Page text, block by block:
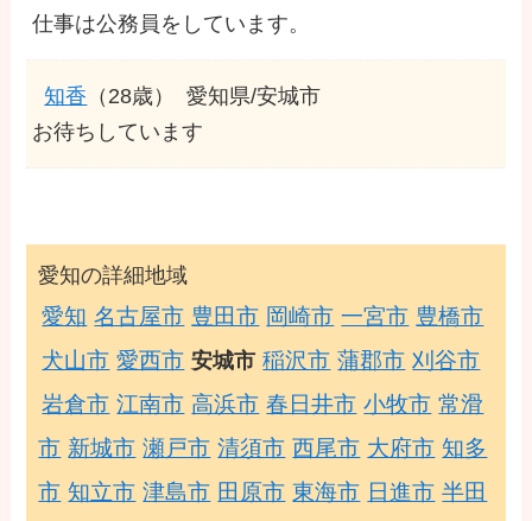
仕事は公務員をしています。
知香 （28歳）
愛知県/安城市
お待ちしています
愛知の詳細地域
愛知 名古屋市 豊田市 岡崎市 一宮市 豊橋市
犬山市 愛西市 安城市 稲沢市 蒲郡市 刈谷市
岩倉市 江南市 高浜市 春日井市 小牧市 常滑
市 新城市 瀬戸市 清須市 西尾市 大府市 知多
市 知立市 津島市 田原市 東海市 日進市 半田